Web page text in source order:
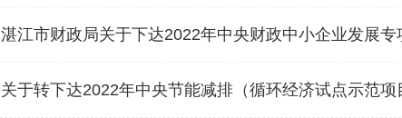
湛江市财政局关于下达2022年中央财政中小企业发展
关于转下达2022年中央节能减排（循环经济试点示范